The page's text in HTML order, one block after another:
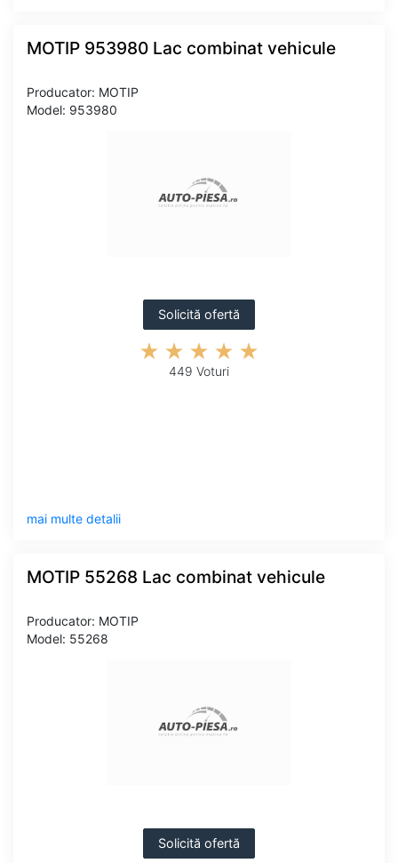
MOTIP 953980 Lac combinat vehicule
Producator: MOTIP
Model: 953980
Solicită ofertă
449 Voturi
mai multe detalii
MOTIP 55268 Lac combinat vehicule
Producator: MOTIP
Model: 55268
Solicită ofertă